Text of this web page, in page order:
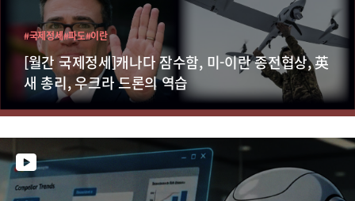
[월간 국제정세]캐나다 잠수함, 미-이란 종전협상, 英
새 총리, 우크라 드론의 역습
#국제정세#파도#이란